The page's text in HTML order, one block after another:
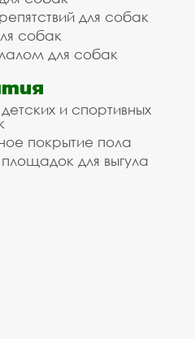
для собак
собак
для собак
и спортивных
покрытие пола
для выгула